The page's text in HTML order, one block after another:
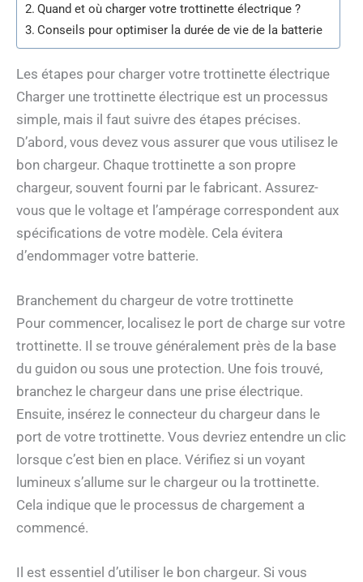
Quand et où charger votre trottinette électrique ?
Conseils pour optimiser la durée de vie de la batterie
Les étapes pour charger votre trottinette électrique
Charger une trottinette électrique est un processus
simple, mais il faut suivre des étapes précises.
D’abord, vous devez vous assurer que vous utilisez le
bon chargeur. Chaque trottinette a son propre
chargeur, souvent fourni par le fabricant. Assurez-
vous que le voltage et l’ampérage correspondent aux
spécifications de votre modèle. Cela évitera
d’endommager votre batterie.
Branchement du chargeur de votre trottinette
Pour commencer, localisez le port de charge sur votre
trottinette. Il se trouve généralement près de la base
du guidon ou sous une protection. Une fois trouvé,
branchez le chargeur dans une prise électrique.
Ensuite, insérez le connecteur du chargeur dans le
port de votre trottinette. Vous devriez entendre un clic
lorsque c’est bien en place. Vérifiez si un voyant
lumineux s’allume sur le chargeur ou la trottinette.
Cela indique que le processus de chargement a
commencé.
Il est essentiel d’utiliser le bon chargeur. Si vous